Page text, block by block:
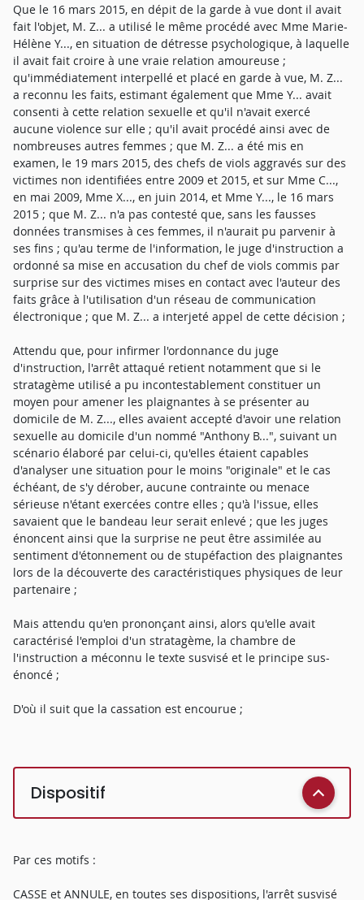
Que le 16 mars 2015, en dépit de la garde à vue dont il avait
fait l'objet, M. Z... a utilisé le même procédé avec Mme Marie-
Hélène Y..., en situation de détresse psychologique, à laquelle
il avait fait croire à une vraie relation amoureuse ;
qu'immédiatement interpellé et placé en garde à vue, M. Z...
a reconnu les faits, estimant également que Mme Y... avait
consenti à cette relation sexuelle et qu'il n'avait exercé
aucune violence sur elle ; qu'il avait procédé ainsi avec de
nombreuses autres femmes ; que M. Z... a été mis en
examen, le 19 mars 2015, des chefs de viols aggravés sur des
victimes non identifiées entre 2009 et 2015, et sur Mme C...,
en mai 2009, Mme X..., en juin 2014, et Mme Y..., le 16 mars
2015 ; que M. Z... n'a pas contesté que, sans les fausses
données transmises à ces femmes, il n'aurait pu parvenir à
ses fins ; qu'au terme de l'information, le juge d'instruction a
ordonné sa mise en accusation du chef de viols commis par
surprise sur des victimes mises en contact avec l'auteur des
faits grâce à l'utilisation d'un réseau de communication
électronique ; que M. Z... a interjeté appel de cette décision ;
Attendu que, pour infirmer l'ordonnance du juge
d'instruction, l'arrêt attaqué retient notamment que si le
stratagème utilisé a pu incontestablement constituer un
moyen pour amener les plaignantes à se présenter au
domicile de M. Z..., elles avaient accepté d'avoir une relation
sexuelle au domicile d'un nommé "Anthony B...", suivant un
scénario élaboré par celui-ci, qu'elles étaient capables
d'analyser une situation pour le moins "originale" et le cas
échéant, de s'y dérober, aucune contrainte ou menace
sérieuse n'étant exercées contre elles ; qu'à l'issue, elles
savaient que le bandeau leur serait enlevé ; que les juges
énoncent ainsi que la surprise ne peut être assimilée au
sentiment d'étonnement ou de stupéfaction des plaignantes
lors de la découverte des caractéristiques physiques de leur
partenaire ;
Mais attendu qu'en prononçant ainsi, alors qu'elle avait
caractérisé l'emploi d'un stratagème, la chambre de
l'instruction a méconnu le texte susvisé et le principe sus-
énoncé ;
D'où il suit que la cassation est encourue ;
Dispositif
Par ces motifs :
CASSE et ANNULE, en toutes ses dispositions, l'arrêt susvisé